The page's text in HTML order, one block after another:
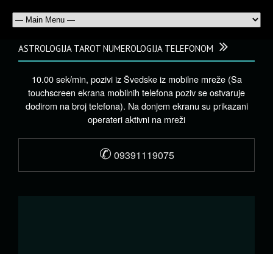
ASTROLOGIJA TAROT NUMEROLOGIJA TELEFONOM
10.00 sek/min, pozivi iz Švedske iz mobilne mreže (Sa
touchscreen ekrana mobilnih telefona poziv se ostvaruje
dodirom na broj telefona). Na donjem ekranu su prikazani
operateri aktivni na mreži
✆ 09391119075